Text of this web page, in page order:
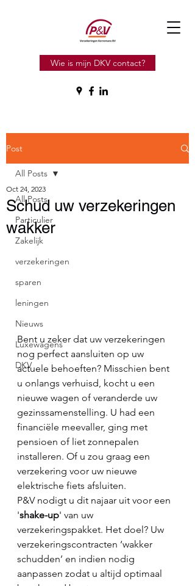
Wie is mijn DKV contact?
Post
All Posts
Particulier
Zakelijk
verzekeringen
sparen
leningen
Nieuws
Luxewagens
DKV
All Posts
Schud uw verzekeringen
wakker
Oct 24, 2023
Bent u zeker dat uw verzekeringen
nog perfect aansluiten op uw
actuele behoeften? Misschien bent
u onlangs verhuisd, kocht u een
nieuwe wagen of veranderde uw
gezinssamenstelling. U had een
financiële meevaller, ging met
pensioen of liet zonnepalen
installeren. Of u zou graag een
verzekering voor uw nieuwe
elektrische fiets afsluiten.
P&V nodigt u dit najaar uit voor een
'shake-up' van uw
verzekeringspakket. Het doel? Uw
verzekeringscontracten ‘wakker
schudden’ en indien nodig
aanpassen zodat u altijd optimaal